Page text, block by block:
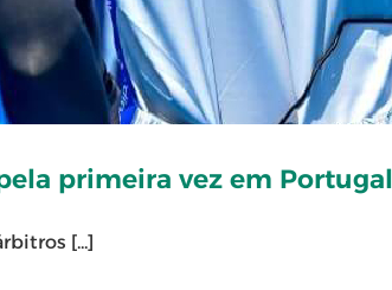
primeira vez em Portugal
[...]